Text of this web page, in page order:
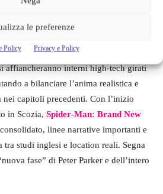
le preferenze
Policy Privacy e Policy
fiscali britanniche
stile vittoriano, offriranno la
affiancheranno interni high‑tech girati
a bilanciare l’anima realistica e
capitoli precedenti. Con l’inizio
in Scozia, Spider‑Man: Brand New
linee narrative importanti e
tra studi inglesi e location reali. Segna
fase” di Peter Parker e dell’intero